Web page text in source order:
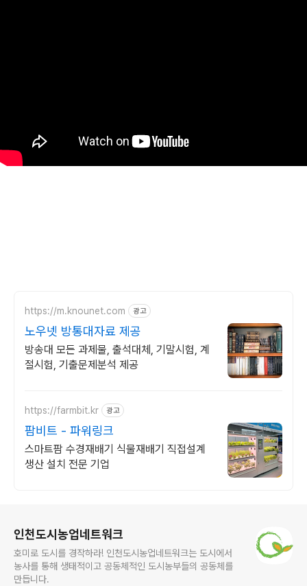
https://m.knounet.com 광고
노우넷 방통대자료 제공
방송대 모든 과제물, 출석대체, 기말시험, 계
절시험, 기출문제분석 제공
https://farmbit.kr 광고
팜비트 - 파워링크
스마트팜 수경재배기 식물재배기 직접설계
생산 설치 전문 기업
인천도시농업네트워크
호미로 도시를 경작하라! 인천도시농업네트워크는 도시에서
농사를 통해 생태적이고 공동체적인 도시농부들의 공동체를
만듭니다.